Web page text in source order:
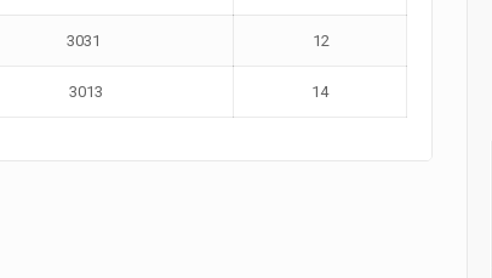
3031 12
3013 14